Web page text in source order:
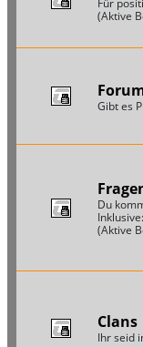
(Aktive
Gibt es
Du
Inklusive:
(Aktive
Clans
Ihr seid